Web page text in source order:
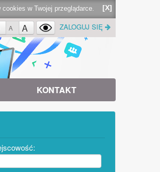
w Twojej przeglądarce. [X]
KONTAKT
A A ZALOGUJ SIĘ